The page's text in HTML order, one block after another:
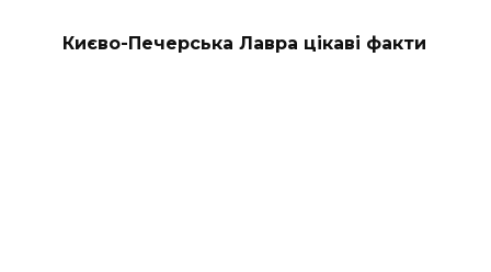
Києво-Печерська Лавра цікаві факти